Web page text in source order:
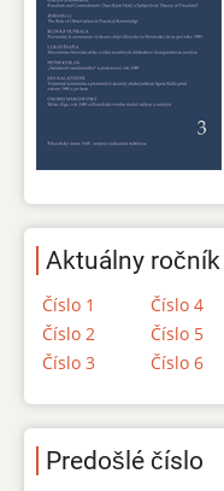
Aktuálny ročník
Číslo 1
Číslo 2
Číslo 3
Číslo 4
Číslo 5
Číslo 6
Predošlé číslo